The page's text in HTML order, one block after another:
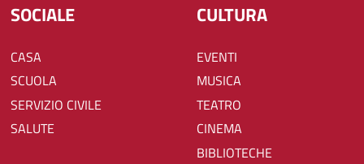
SOCIALE
CASA
SCUOLA
SERVIZIO CIVILE
SALUTE
CULTURA
EVENTI
MUSICA
TEATRO
CINEMA
BIBLIOTECHE